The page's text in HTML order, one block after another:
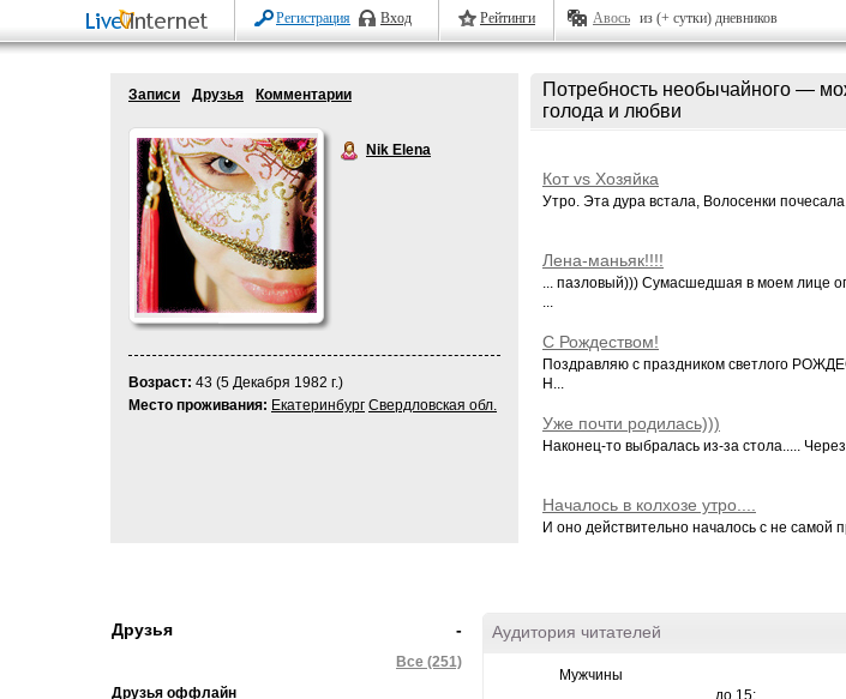
Регистрация Вход Рейтинги Авось из (+ сутки) дневников
Записи Друзья Комментарии
Nik Elena
Возраст: 43 (5 Декабря 1982 г.)
Место проживания: Екатеринбург Свердловская обл.
Потребность необычайного —
голода и любви
Кот vs Хозяйка
Утро. Эта дура встала, Волосенки
Лена-маньяк!!!!
... пазловый))) Сумасшедшая в моем лице
...
С Рождеством!
Поздравляю с праздником светлого
Н...
Уже почти родилась)))
Наконец-то выбралась из-за стола.....
Началось в колхозе утро....
И оно действительно началось с не самой
-
Друзья
Все (251)
Друзья оффлайн
Аудитория читателей
Мужчины
до 15: